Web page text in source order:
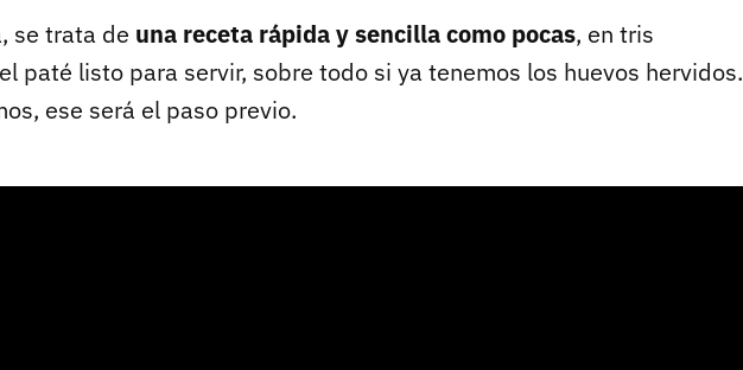
se trata de una receta rápida y sencilla como pocas, en tris
paté listo para servir, sobre todo si ya tenemos los huevos hervidos.
ese será el paso previo.